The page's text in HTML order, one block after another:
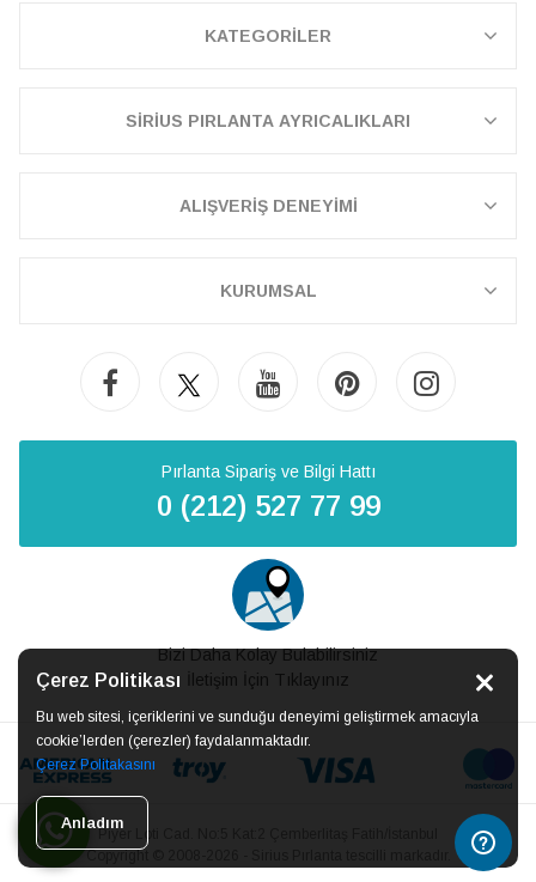
Çerez Politikası
Bu web sitesi, içeriklerini ve sunduğu deneyimi geliştirmek amacıyla
cookie’lerden (çerezler) faydalanmaktadır.
Çerez Politakasını
Anladım
KATEGORİLER
SİRİUS PIRLANTA AYRICALIKLARI
ALIŞVERİŞ DENEYİMİ
KURUMSAL
Pırlanta Sipariş ve Bilgi Hattı
0 (212) 527 77 99
Bizi Daha Kolay Bulabilirsiniz
İletişim İçin Tıklayınız